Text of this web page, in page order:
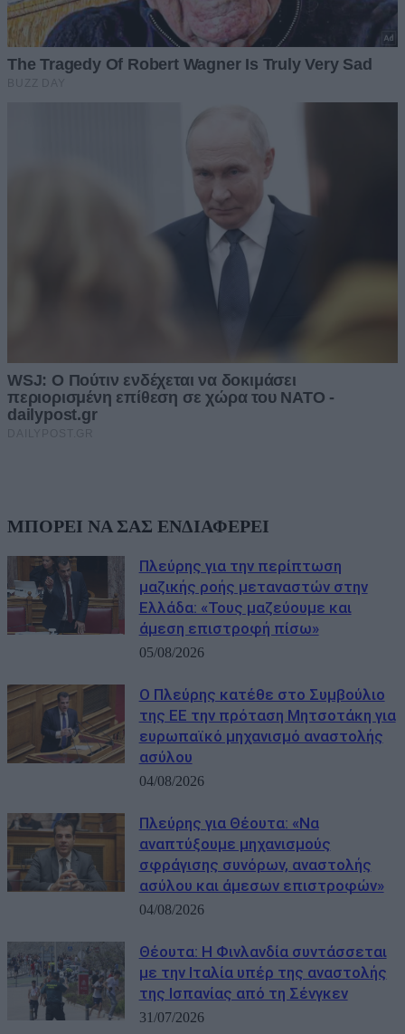
ΜΠΟΡΕΙ ΝΑ ΣΑΣ ΕΝΔΙΑΦΕΡΕΙ
Πλεύρης για την περίπτωση
μαζικής ροής μεταναστών στην
Ελλάδα: «Τους μαζεύουμε και
άμεση επιστροφή πίσω»
05/08/2026
Ο Πλεύρης κατέθε στο Συμβούλιο
της ΕΕ την πρόταση Μητσοτάκη για
ευρωπαϊκό μηχανισμό αναστολής
ασύλου
04/08/2026
Πλεύρης για Θέουτα: «Να
αναπτύξουμε μηχανισμούς
σφράγισης συνόρων, αναστολής
ασύλου και άμεσων επιστροφών»
04/08/2026
Θέουτα: Η Φινλανδία συντάσσεται
με την Ιταλία υπέρ της αναστολής
της Ισπανίας από τη Σένγκεν
31/07/2026